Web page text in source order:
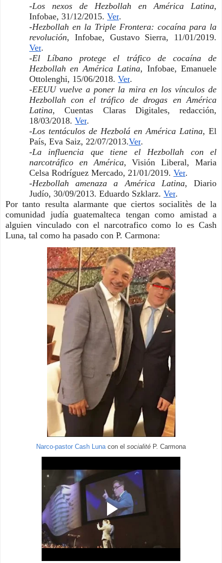
-Los nexos de Hezbollah en América Latina,
Infobae, 31/12/2015. Ver.
-Hezbollah en la Triple Frontera: cocaína para la
revolución
Ver.
-El Líbano protege el tráfico de cocaína de
Hezbollah en América Latina, Infobae, Emanuele
Ottolenghi, 15/06/2018. Ver.
-EEUU vuelve a poner la mira en los vínculos de
Hezbollah con el tráfico de drogas en América
Latina, Cuentas Claras Digitales, redacción,
18/03/2018. Ver.
-Los tentáculos de Hezbolá en América Latina, El
País, Eva Saiz, 22/07/2013.Ver.
-La influencia que tiene el Hezbollah con el
narcotráfico en América, Visión Liberal, Maria
Celsa Rodríguez Mercado, 21/01/2019. Ver.
-Hezbollah amenaza a América Latina, Diario
Judío, 30/09/2013. Eduardo Szklarz. Ver.
Por tanto resulta alarmante que ciertos socialitès de la
comunidad judía guatemalteca tengan como amistad a
alguien vinculado con el narcotrafico como lo es Cash
Luna, tal como ha pasado con P. Carmona:
Narco-pastor Cash Luna con el socialité P. Carmona